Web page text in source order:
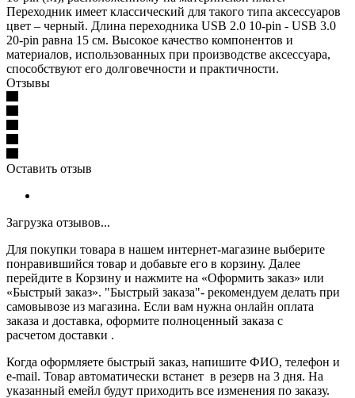
Переходник имеет классический для такого типа аксессуаров
цвет – черный. Длина переходника USB 2.0 10-pin - USB 3.0
20-pin равна 15 см. Высокое качество компонентов и
материалов, использованных при производстве аксессуара,
способствуют его долговечности и практичности.
Отзывы
Оставить отзыв
Загрузка отзывов...
Для покупки товара в нашем интернет-магазине выберите
понравившийся товар и добавьте его в корзину. Далее
перейдите в Корзину и нажмите на «Оформить заказ» или
«Быстрый заказ». "Быстрый заказа"- рекомендуем делать при
самовывозе из магазина. Если вам нужна онлайн оплата
заказа и доставка, оформите полноценный заказа с
расчетом доставки .
Когда оформляете быстрый заказ, напишите ФИО, телефон и
e-mail. Товар автоматически встанет в резерв на 3 дня. На
указанный емейл будут приходить все изменения по заказу.